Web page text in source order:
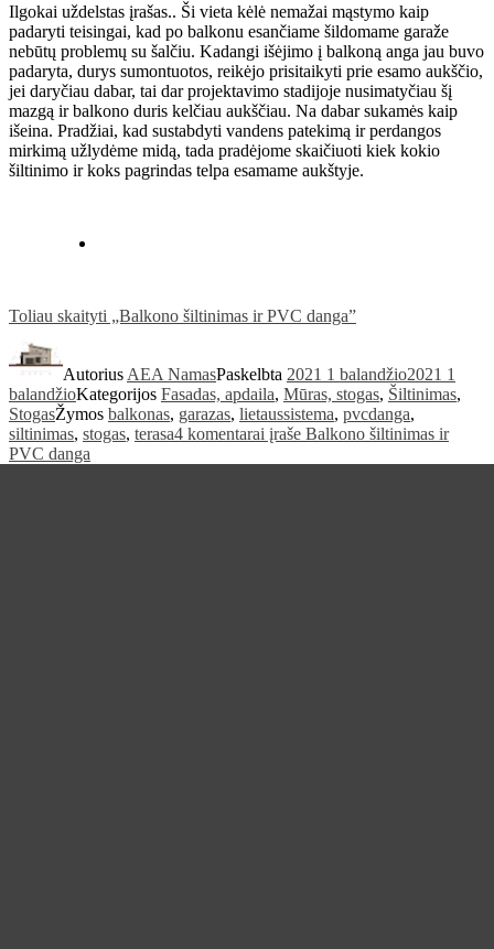
Ilgokai uždelstas įrašas.. Ši vieta kėlė nemažai mąstymo kaip
padaryti teisingai, kad po balkonu esančiame šildomame garaže
nebūtų problemų su šalčiu. Kadangi išėjimo į balkoną anga jau buvo
padaryta, durys sumontuotos, reikėjo prisitaikyti prie esamo aukščio,
jei daryčiau dabar, tai dar projektavimo stadijoje nusimatyčiau šį
mazgą ir balkono duris kelčiau aukščiau. Na dabar sukamės kaip
išeina. Pradžiai, kad sustabdyti vandens patekimą ir perdangos
mirkimą užlydėme midą, tada pradėjome skaičiuoti kiek kokio
šiltinimo ir koks pagrindas telpa esamame aukštyje.
Toliau skaityti „Balkono šiltinimas ir PVC danga”
Autorius AEA NamasPaskelbta 2021 1 balandžio2021 1
balandžioKategorijos Fasadas, apdaila, Mūras, stogas, Šiltinimas,
StogasŽymos balkonas, garazas, lietaussistema, pvcdanga,
siltinimas, stogas, terasa4 komentarai įraše Balkono šiltinimas ir
PVC danga